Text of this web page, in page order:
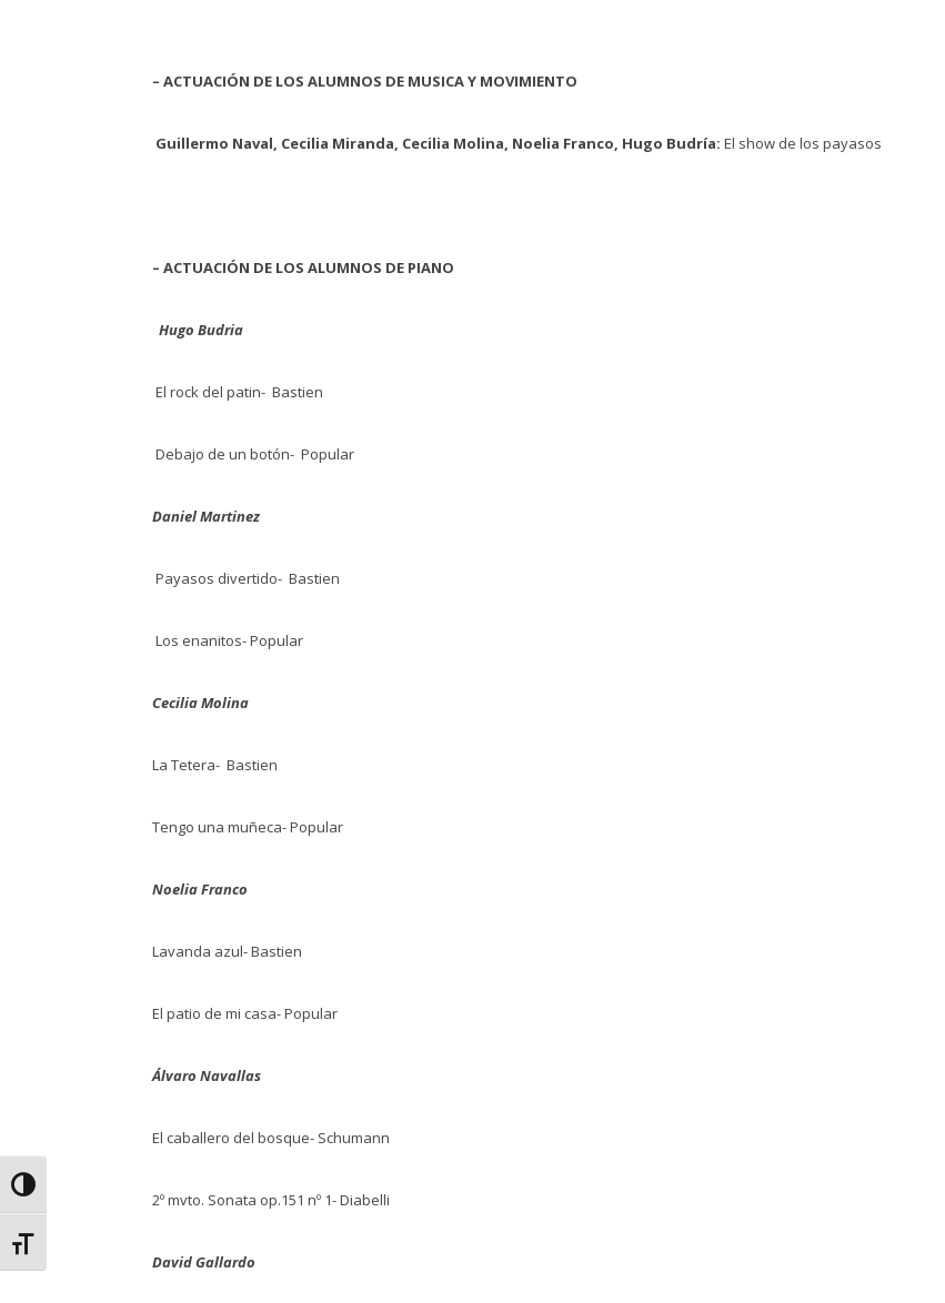
Alternar alto contraste
Alternar tamaño de letra
– ACTUACIÓN DE LOS ALUMNOS DE MUSICA Y MOVIMIENTO
Guillermo Naval, Cecilia Miranda, Cecilia Molina, Noelia Franco, Hugo Budría: El show de los payasos
– ACTUACIÓN DE LOS ALUMNOS DE PIANO
Hugo Budria
El rock del patin- Bastien
Debajo de un botón- Popular
Daniel Martinez
Payasos divertido- Bastien
Los enanitos- Popular
Cecilia Molina
La Tetera- Bastien
Tengo una muñeca- Popular
Noelia Franco
Lavanda azul- Bastien
El patio de mi casa- Popular
Álvaro Navallas
El caballero del bosque- Schumann
2º mvto. Sonata op.151 nº 1- Diabelli
David Gallardo